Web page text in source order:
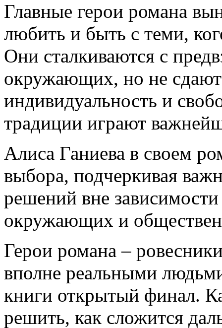
Главные герои романа
любить и быть с теми,
Они сталкиваются с
окружающих, но не
индивидуальность и
традиции играют
Алиса Ганиева в своем
выбора, подчеркивая
решений вне
окружающих и
Герои романа –
вполне реальными
книги открытый финал.
решить, как сложится